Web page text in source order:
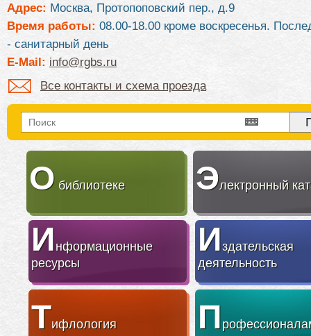
Адрес: Москва, Протопоповский пер., д.9
Время работы: 08.00-18.00 кроме воскресенья.
- санитарный день
E-Mail: info@rgbs.ru
Все контакты и схема проезда
О библиотеке Электронный
Информационные
ресурсы
Издательская
деятельность
Тифлология П